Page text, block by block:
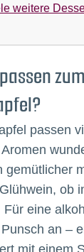
weitere
zum
passen
gemütlicher
ob
eine
an –
mit einem